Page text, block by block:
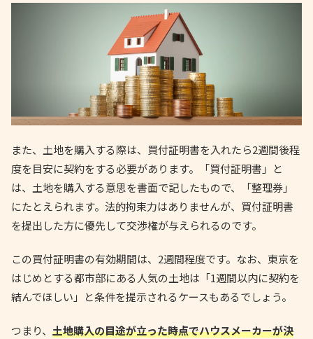
また、土地を購入する際は、買付証明書を入れたら2週間後程
度を目安に契約をする必要があります。「買付証明書」と
は、土地を購入する意思を書面で記したもので、「整理券」
にたとえられます。法的拘束力はありませんが、買付証明書
を提出した方に優先して交渉権が与えられるのです。
この買付証明書の有効期間は、2週間程度です。なお、東京を
はじめとする都市部にある人気の土地は「1週間以内に契約を
結んでほしい」と条件を提示されるケースもあるでしょう。
つまり、 土地購入の目途が立った時点でハウスメーカーが決